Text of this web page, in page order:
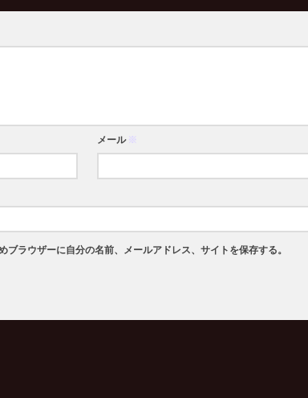
メール ※
ブラウザーに自分の名前、メールアドレス、サイトを保存する。